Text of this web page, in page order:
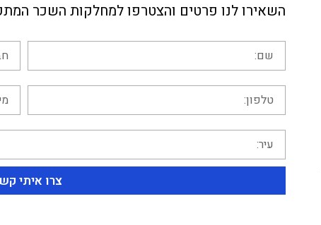
השאירו לנו פרטים והצטרפו למחלקות השכר
צרו איתי